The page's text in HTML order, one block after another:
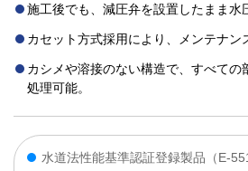
施工後でも、減圧弁を設置したまま水
カセット方式採用により、メンテナン
カシメや溶接のない構造で、すべての
処理可能。
水道法性能基準認証登録製品（E-